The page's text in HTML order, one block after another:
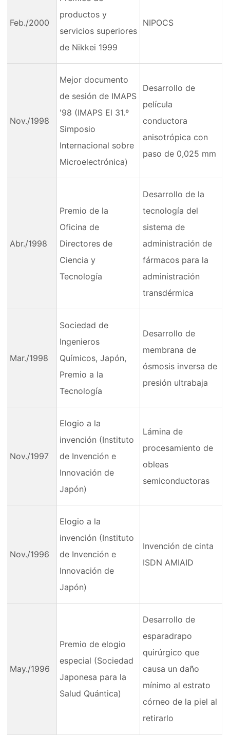
Feb./2000
productos y
servicios superiores
de Nikkei 1999
NIPOCS
Nov./1998
Mejor documento
de sesión de IMAPS
'98 (IMAPS El 31.º
Simposio
Internacional sobre
Microelectrónica)
Desarrollo de
película
conductora
anisotrópica con
paso de 0,025 mm
Abr./1998
Premio de la
Oficina de
Directores de
Ciencia y
Tecnología
Desarrollo de la
tecnología del
sistema de
administración de
fármacos para la
administración
transdérmica
Mar./1998
Sociedad de
Ingenieros
Químicos, Japón,
Premio a la
Tecnología
Desarrollo de
membrana de
ósmosis inversa de
presión ultrabaja
Nov./1997
Elogio a la
invención (Instituto
de Invención e
Innovación de
Japón)
Lámina de
procesamiento de
obleas
semiconductoras
Nov./1996
Elogio a la
invención (Instituto
de Invención e
Innovación de
Japón)
Invención de cinta
ISDN AMIAID
May./1996
Premio de elogio
especial (Sociedad
Japonesa para la
Salud Quántica)
Desarrollo de
esparadrapo
quirúrgico que
causa un daño
mínimo al estrato
córneo de la piel al
retirarlo